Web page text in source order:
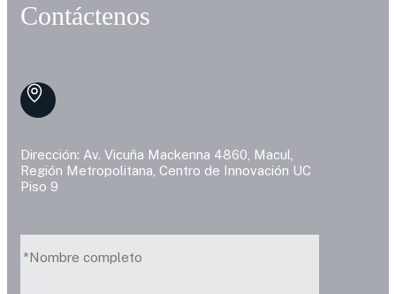
Contáctenos
Dirección: Av. Vicuña Mackenna 4860, Macul,
Región Metropolitana, Centro de Innovación UC
Piso 9